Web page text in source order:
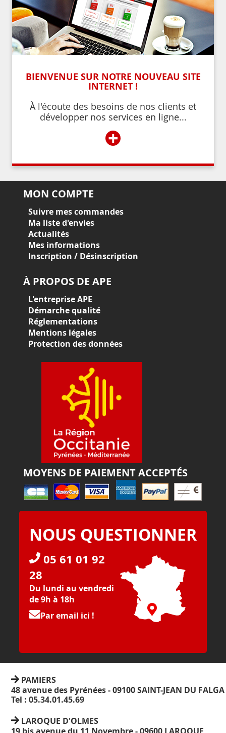
BIENVENUE SUR NOTRE NOUVEAU SITE
INTERNET !
À l'écoute des besoins de nos clients et
développer nos services en ligne...
+
MON COMPTE
Suivre mes commandes
Ma liste d'envies
Actualités
Mes informations
Inscription / Désinscription
À PROPOS DE APE
L'entreprise APE
Démarche qualité
Réglementations
Mentions légales
Protection des données
MOYENS DE PAIEMENT ACCEPTÉS
NOUS QUESTIONNER
05 61 01 92
28
Du lundi au vendredi
de 9h à 18h
Par email ici !
PAMIERS
48 avenue des Pyrénées - 09100 SAINT-JEAN DU FALGA
Tel : 05.34.01.45.69
LAROQUE D'OLMES